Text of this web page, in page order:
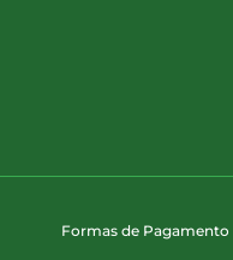
Formas de Pagamento